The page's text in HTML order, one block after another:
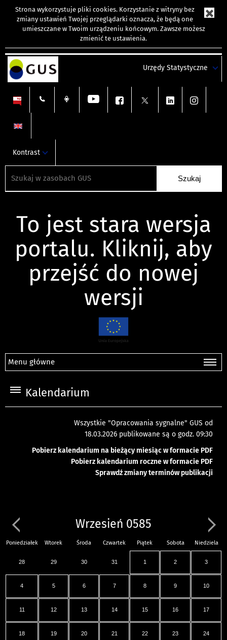
Strona wykorzystuje pliki cookies. Korzystanie z witryny bez
zmiany ustawień Twojej przeglądarki oznacza, że będą one
umieszczane w Twoim urządzeniu końcowym. Zawsze możesz
zmienić te ustawienia.
Urzędy Statystyczne
Kontrast
To jest stara wersja
portalu. Kliknij, aby
przejść do nowej
wersji
Menu główne
Kalendarium
Wszystkie "Opracowania sygnalne" GUS od
18.03.2026 publikowane są o godz. 09:30
Pobierz kalendarium na bieżący miesiąc w formacie PDF
Pobierz kalendarium roczne w formacie PDF
Sprawdź zmiany terminów publikacji
Wrzesień 0585
Poniedziałek Wtorek Środa Czwartek Piątek Sobota Niedziela
28 29 30 31 1 2 3
4 5 6 7 8 9 10
11 12 13 14 15 16 17
18 19 20 21 22 23 24